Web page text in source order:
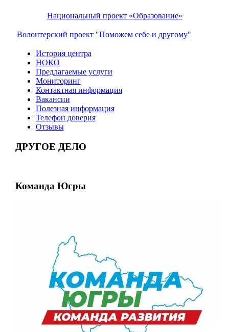
Национальный проект «Образование»
Волонтерский проект "Поможем себе и другому"
История центра
НОКО
Предлагаемые услуги
Мониторинг
Контактная информация
Вакансии
Полезная информация
Телефон доверия
Отзывы
ДРУГОЕ ДЕЛО
Команда Югры